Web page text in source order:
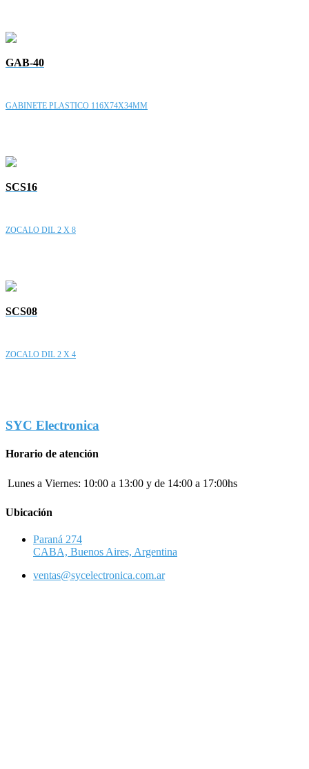
GAB-40
GABINETE PLASTICO 116X74X34MM
SCS16
ZOCALO DIL 2 X 8
SCS08
ZOCALO DIL 2 X 4
SYC Electronica
Horario de atención
Lunes a Viernes: 10:00 a 13:00 y de 14:00 a 17:00hs
Ubicación
Paraná 274
CABA, Buenos Aires, Argentina
ventas@sycelectronica.com.ar